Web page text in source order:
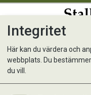
Standardt
Integritet
Här kan du värdera och
webbplats. Du
du vill.